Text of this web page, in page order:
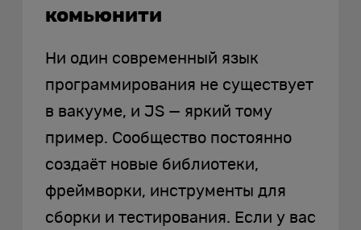
комьюнити
Ни один современный язык
программирования не существует
в вакууме, и JS — яркий тому
пример. Сообщество постоянно
создаёт новые библиотеки,
фреймворки, инструменты для
сборки и тестирования. Если у вас